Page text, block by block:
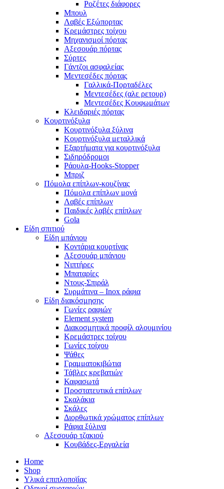
Ροζέτες διάφορες
Μπουλ
Λαβές Εξώπορτας
Κρεμάστρες τοίχου
Μηχανισμοί πόρτας
Αξεσουάρ πόρτας
Σύρτες
Γάντζοι ασφαλείας
Μεντεσέδες πόρτας
Γαλλικά-Πορταδέλες
Μεντεσέδες (αλε ρετουρ)
Μεντεσέδες Κουφωμάτων
Κλειδαριές πόρτας
Κουρτινόξυλα
Κουρτινόξυλα ξύλινα
Κουρτινόξυλα μεταλλικά
Εξαρτήματα για κουρτινόξυλα
Σιδηρόδρομοι
Ράουλα-Hooks-Stopper
Μπριζ
Πόμολα επίπλων-κουζίνας
Πόμολα επίπλων μονά
Λαβές επίπλων
Παιδικές λαβές επίπλων
Gola
Είδη σπιτιού
Είδη μπάνιου
Κοντάρια κουρτίνας
Αξεσουάρ μπάνιου
Νιπτήρες
Μπαταρίες
Ντους-Σπιράλ
Συρμάτινα – Inox ράφια
Είδη διακόσμησης
Γωνίες ραφιών
Element system
Διακοσμητικά προφίλ αλουμινίου
Κρεμάστρες τοίχου
Γωνίες τοίχου
Ψάθες
Γραμματοκιβώτια
Τάβλες κρεβατιών
Καφασωτά
Προστατευτικά επίπλων
Σκαλάκια
Σκάλες
Διορθωτικά χρώματος επίπλων
Ράφια ξύλινα
Αξεσουάρ τζακιού
Κουβάδες-Εργαλεία
Home
Shop
Υλικά επιπλοποϊίας